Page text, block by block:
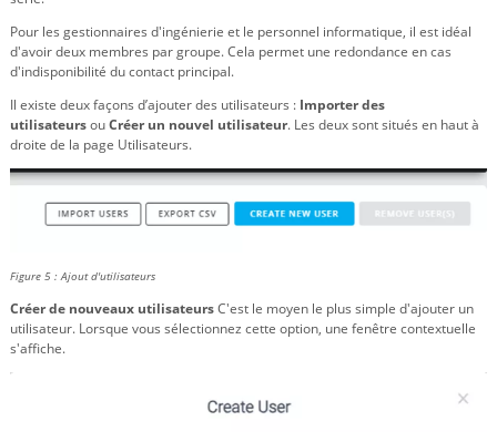
Pour les gestionnaires d'ingénierie et le personnel informatique, il est idéal
d'avoir deux membres par groupe. Cela permet une redondance en cas
d'indisponibilité du contact principal.
Il existe deux façons d’ajouter des utilisateurs : Importer des
utilisateursouCréer un nouvel utilisateur. Les deux sont situés en haut à
droite de la page Utilisateurs.
Figure 5 : Ajout d'utilisateurs
Créer de nouveaux utilisateursC'est le moyen le plus simple d'ajouter un
utilisateur. Lorsque vous sélectionnez cette option, une fenêtre contextuelle
s'affiche.